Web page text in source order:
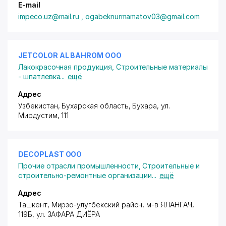
E-mail
impeco.uz@mail.ru , ogabeknurmamatov03@gmail.com
JETCOLOR AL BAHROM ООО
Лакокрасочная продукция Строительные материалы
- шпатлевка... ещё
Адрес
Узбекистан, Бухарская область, Бухара,ул.
Мирдустим, 111
DECOPLAST ООО
Прочие отрасли промышленности ,Строительные и
строительно-ремонтные организации... ещё
Адрес
Ташкент, Мирзо-улугбекский район, м-в ЯЛАНГАЧ,
119Б, ул. ЗАФАРА ДИЁРА